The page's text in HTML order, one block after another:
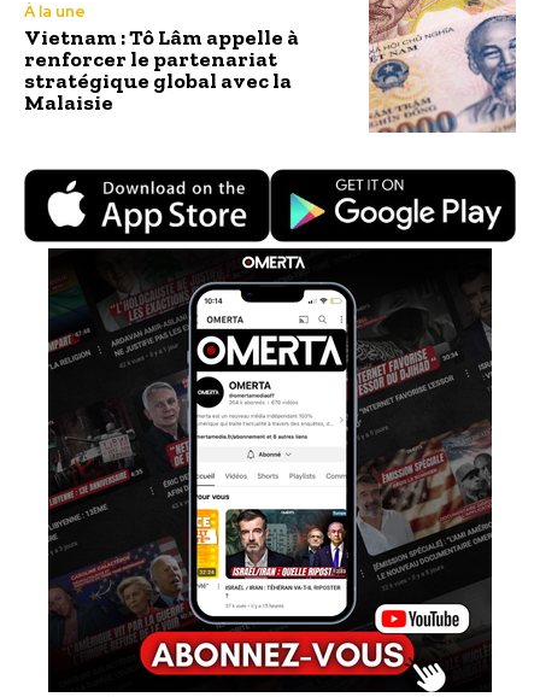
À la une
Vietnam : Tô Lâm appelle à
renforcer le partenariat
stratégique global avec la
Malaisie